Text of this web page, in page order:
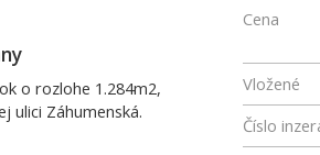
o rozlohe 1.284m2,
ulici Záhumenská.
Cena
Vložené
Číslo